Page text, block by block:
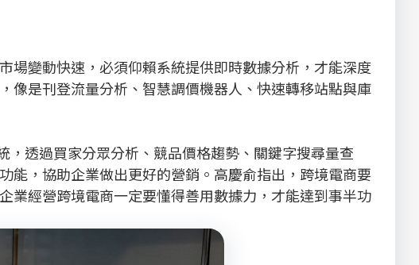
變動快速，必須仰賴系統提供即時數據分析，才能深度
像是刊登流量分析、智慧調價機器人、快速轉移站點與庫
透過買家分眾分析、競品價格趨勢、關鍵字搜尋量查
能，協助企業做出更好的營銷。高慶俞指出，跨境電商要
業經營跨境電商一定要懂得善用數據力，才能達到事半功